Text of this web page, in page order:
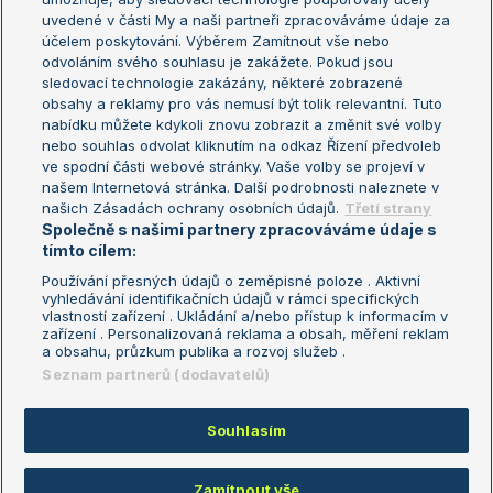
US Open
Turnaj mistrů
Turnaj mistryň
Aktualní trendy
Fotbalové přestupy
Livesport Daily
LS Prague Open
Podmínky užití
Nastavení soukromí
GDPR a žurnalistika
Reklama
Kontakt
Informace o zpracování osobních
údajů
Copyright © 2008-2026 TenisPortal.cz. Využíváme zpravodajství ČTK.
uvedené v části My a naši partneři zpracováváme údaje za
účelem poskytování. Výběrem Zamítnout vše nebo
odvoláním svého souhlasu je zakážete. Pokud jsou
sledovací technologie zakázány, některé zobrazené
obsahy a reklamy pro vás nemusí být tolik relevantní. Tuto
nabídku můžete kdykoli znovu zobrazit a změnit své volby
nebo souhlas odvolat kliknutím na odkaz Řízení předvoleb
ve spodní části webové stránky. Vaše volby se projeví v
našem Internetová stránka. Další podrobnosti naleznete v
našich Zásadách ochrany osobních údajů. Třetí strany
Společně s našimi partnery zpracováváme údaje s
tímto cílem:
Používání přesných údajů o zeměpisné poloze . Aktivní
vyhledávání identifikačních údajů v rámci specifických
vlastností zařízení . Ukládání a/nebo přístup k informacím v
zařízení . Personalizovaná reklama a obsah, měření reklam
a obsahu, průzkum publika a rozvoj služeb .
Seznam partnerů (dodavatelů)
Souhlasím